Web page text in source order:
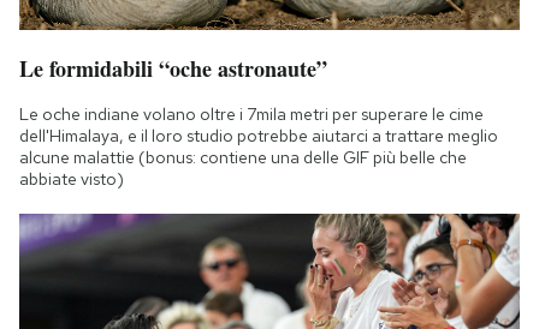
Le formidabili “oche astronaute”
Le oche indiane volano oltre i 7mila metri per superare le cime
dell'Himalaya, e il loro studio potrebbe aiutarci a trattare meglio
alcune malattie (bonus: contiene una delle GIF più belle che
abbiate visto)